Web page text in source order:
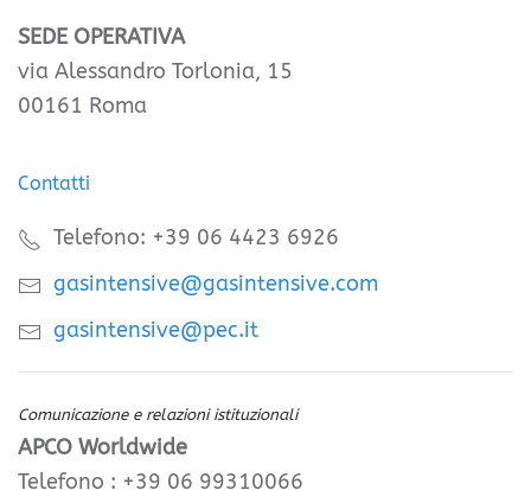
SEDE OPERATIVA
via Alessandro Torlonia, 15
00161 Roma
Contatti
Telefono: +39 06 4423 6926
gasintensive@gasintensive.com
gasintensive@pec.it
Comunicazione e relazioni istituzionali
APCO Worldwide
Telefono : +39 06 99310066